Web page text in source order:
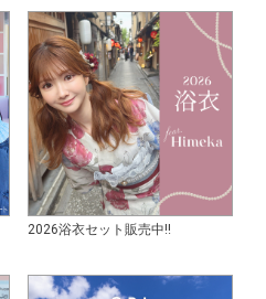
2026浴衣セット販売中!!